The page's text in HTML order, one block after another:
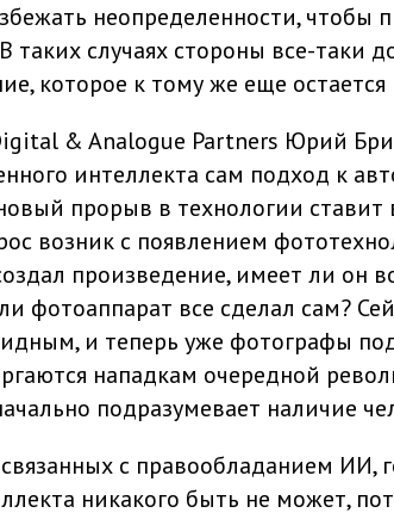
неопределенности, чтобы
таких случаях стороны все-таки
которое к тому же еще
& Analogue Partners Юрий
интеллекта сам подход к
прорыв в технологии ставит
возник с появлением
произведение, имеет ли он
фотоаппарат все сделал сам?
и теперь уже фотографы
нападкам очередной
подразумевает наличие
с правообладанием ИИ,
никакого быть не может,